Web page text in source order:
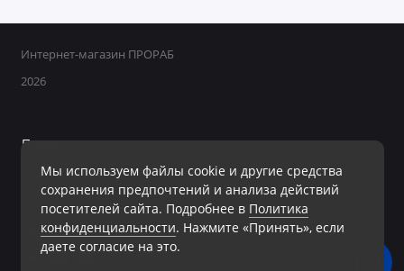
Мы используем файлы cookie и другие средства
сохранения предпочтений и анализа действий
посетителей сайта. Подробнее в Политика
конфиденциальности. Нажмите «Принять», если
даете согласие на это.
Интернет-магазин ПРОРАБ
2026
Поддержка
+7 950 800-40-09
Ежедневно с 8:00 до 19:00 Без перерывов и выходных
Мы в сети